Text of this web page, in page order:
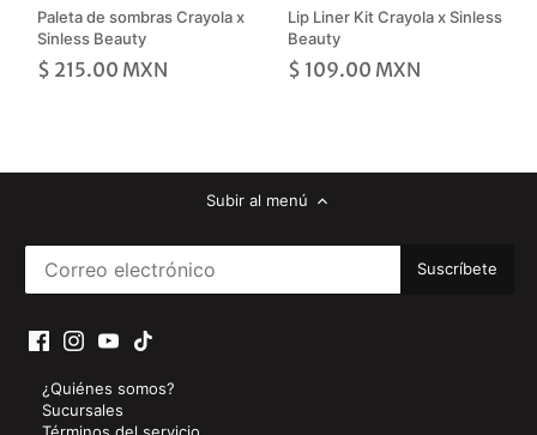
Paleta de sombras Crayola x
Sinless Beauty
$ 215.00 MXN
Lip Liner Kit Crayola x Sinless
Beauty
$ 109.00 MXN
Subir al menú
¿Quiénes somos?
Sucursales